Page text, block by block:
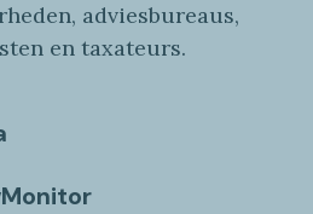
adviesbureaus,
en taxateurs.